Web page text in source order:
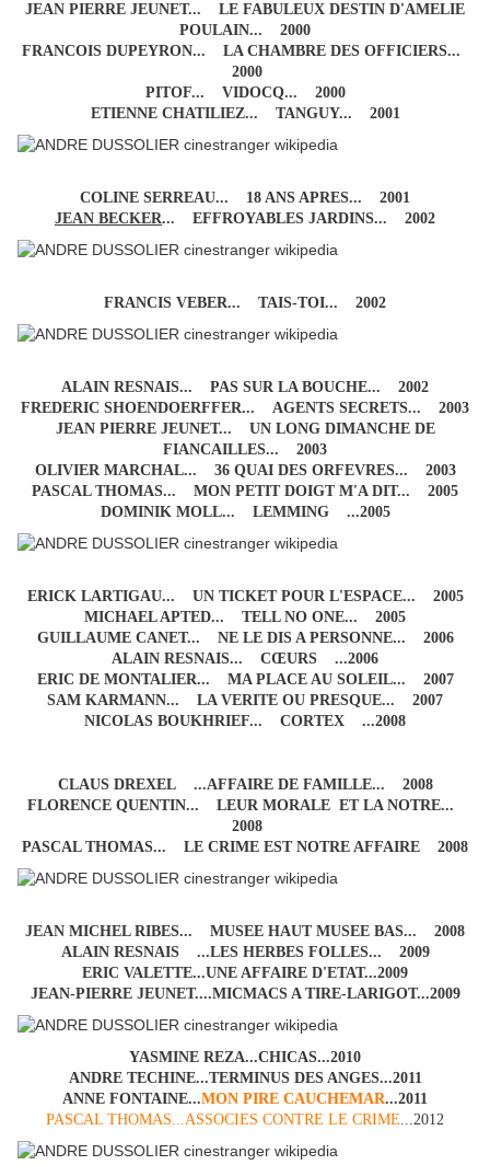
JEAN PIERRE JEUNET... LE FABULEUX DESTIN D'AMELIE
POULAIN... 2000
FRANCOIS DUPEYRON... LA CHAMBRE DES OFFICIERS...
2000
PITOF... VIDOCQ... 2000
ETIENNE CHATILIEZ... TANGUY... 2001
COLINE SERREAU... 18 ANS APRES... 2001
JEAN BECKER... EFFROYABLES JARDINS... 2002
FRANCIS VEBER... TAIS-TOI... 2002
ALAIN RESNAIS... PAS SUR LA BOUCHE... 2002
FREDERIC SHOENDOERFFER... AGENTS SECRETS... 2003
JEAN PIERRE JEUNET... UN LONG DIMANCHE DE
FIANCAILLES... 2003
OLIVIER MARCHAL... 36 QUAI DES ORFEVRES... 2003
PASCAL THOMAS... MON PETIT DOIGT M'A DIT... 2005
DOMINIK MOLL... LEMMING ...2005
ERICK LARTIGAU... UN TICKET POUR L'ESPACE... 2005
MICHAEL APTED... TELL NO ONE... 2005
GUILLAUME CANET... NE LE DIS A PERSONNE... 2006
ALAIN RESNAIS... CŒURS ...2006
ERIC DE MONTALIER... MA PLACE AU SOLEIL... 2007
SAM KARMANN... LA VERITE OU PRESQUE... 2007
NICOLAS BOUKHRIEF... CORTEX ...2008
CLAUS DREXEL ...AFFAIRE DE FAMILLE... 2008
FLORENCE QUENTIN... LEUR MORALE ET LA NOTRE...
2008
PASCAL THOMAS... LE CRIME EST NOTRE AFFAIRE 2008
JEAN MICHEL RIBES... MUSEE HAUT MUSEE BAS... 2008
ALAIN RESNAIS ...LES HERBES FOLLES... 2009
ERIC VALETTE...UNE AFFAIRE D'ETAT...2009
JEAN-PIERRE JEUNET....MICMACS A TIRE-LARIGOT...2009
YASMINE REZA...CHICAS...2010
ANDRE TECHINE...TERMINUS DES ANGES...2011
ANNE FONTAINE...MON PIRE CAUCHEMAR...2011
PASCAL THOMAS...ASSOCIES CONTRE LE CRIME...2012